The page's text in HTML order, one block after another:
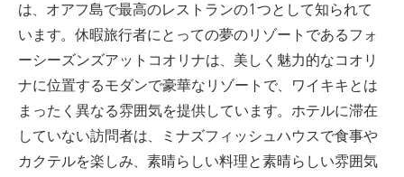
は、オアフ島で最高のレストランの1つとして知られて
います。 休暇旅行者にとっての夢のリゾートであるフォ
ーシーズンズアットコオリナは、美しく魅力的なコオリ
ナに位置するモダンで豪華なリゾートで、ワイキキとは
まったく異なる雰囲気を提供しています。 ホテルに滞在
していない訪問者は、ミナズフィッシュハウスで食事や
カクテルを楽しみ、素晴らしい料理と素晴らしい雰囲気